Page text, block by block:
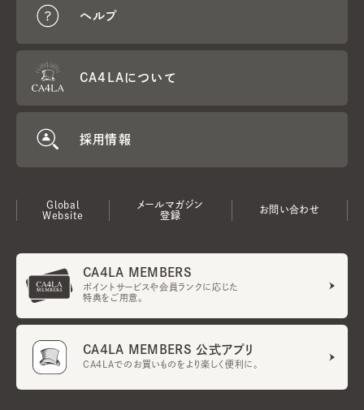
ヘルプ
CA4LAについて
採用情報
Global
Website
メールマガジン
登録
お問い合わせ
CA4LA MEMBERS
ポイントサービスや会員ランクに応じた
特典をご用意。
CA4LA MEMBERS 公式アプリ
CA4LAでのお買いものをより楽しく便利に。